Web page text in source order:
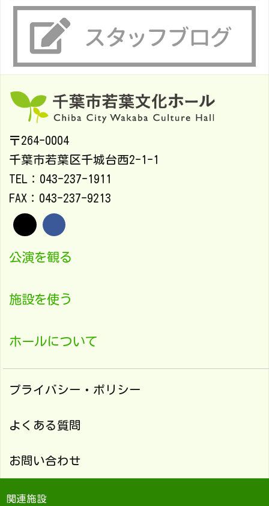
〒264-0004
千葉市若葉区千城台西2-1-1
TEL：043-237-1911
FAX：043-237-9213
公演を観る
施設を使う
ホールについて
プライバシー・ポリシー
よくある質問
お問い合わせ
関連施設